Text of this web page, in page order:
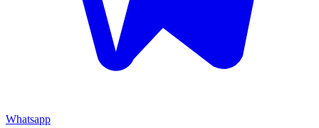
Whatsapp